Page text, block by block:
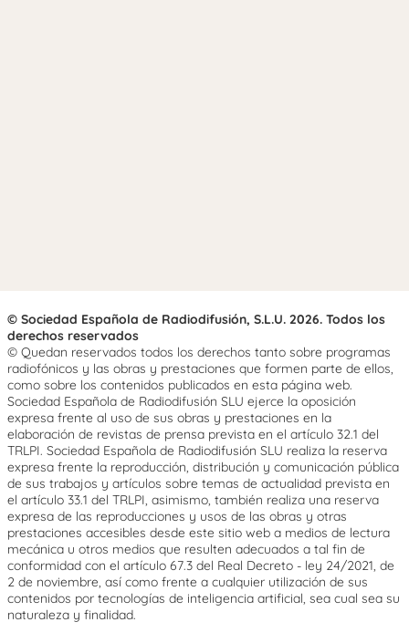
© Sociedad Española de Radiodifusión, S.L.U. 2026. Todos los
derechos reservados
© Quedan reservados todos los derechos tanto sobre programas
radiofónicos y las obras y prestaciones que formen parte de ellos,
como sobre los contenidos publicados en esta página web.
Sociedad Española de Radiodifusión SLU ejerce la oposición
expresa frente al uso de sus obras y prestaciones en la
elaboración de revistas de prensa prevista en el artículo 32.1 del
TRLPI. Sociedad Española de Radiodifusión SLU realiza la reserva
expresa frente la reproducción, distribución y comunicación pública
de sus trabajos y artículos sobre temas de actualidad prevista en
el artículo 33.1 del TRLPI, asimismo, también realiza una reserva
expresa de las reproducciones y usos de las obras y otras
prestaciones accesibles desde este sitio web a medios de lectura
mecánica u otros medios que resulten adecuados a tal fin de
conformidad con el artículo 67.3 del Real Decreto - ley 24/2021, de
2 de noviembre, así como frente a cualquier utilización de sus
contenidos por tecnologías de inteligencia artificial, sea cual sea su
naturaleza y finalidad.